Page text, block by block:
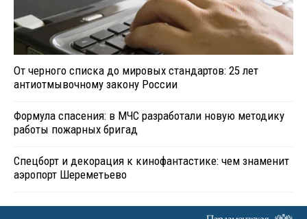
От черного списка до мировых стандартов: 25 лет
антиотмывочному закону России
Формула спасения: в МЧС разработали новую методику
работы пожарных бригад
Спецборт и декорация к кинофантастике: чем знаменит
аэропорт Шереметьево